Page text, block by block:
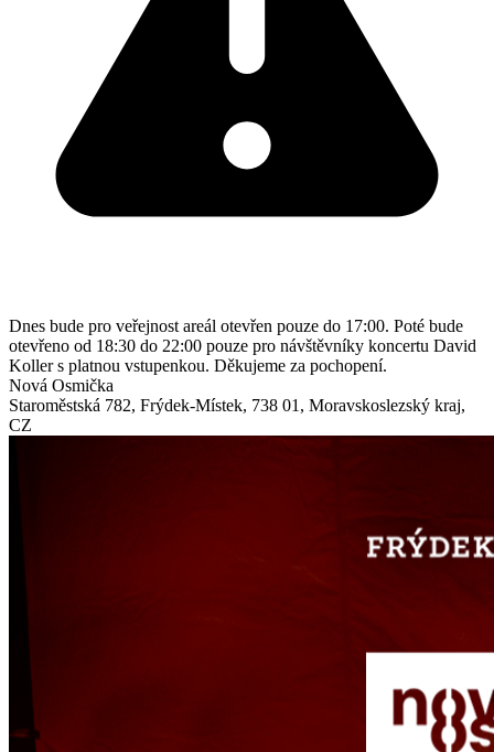
Dnes bude pro veřejnost areál otevřen pouze do 17:00. Poté bude
otevřeno od 18:30 do 22:00 pouze pro návštěvníky koncertu David
Koller s platnou vstupenkou. Děkujeme za pochopení.
Nová Osmička
Staroměstská 782, Frýdek-Místek, 738 01 , Moravskoslezský kraj,
CZ